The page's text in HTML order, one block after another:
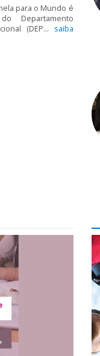
para o Mundo é
Departamento
(DEP... saiba